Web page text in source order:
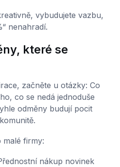
vybudujete vazbu,
nenahradí.
které se
začněte u otázky: Co
co se nedá jednoduše
odměny budují pocit
malé firmy:
nákup novinek